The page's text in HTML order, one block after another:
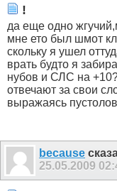
!
да еще одно
мне ето был шмот
скольку я ушел
врать будто я
нубов и СЛС на
отвечают за свои
выражаясь
because
25.05.2009